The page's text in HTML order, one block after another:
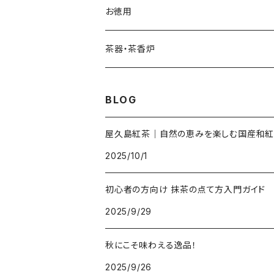
お徳用
茶器・茶香炉
BLOG
屋久島紅茶｜自然の恵みを楽しむ国産和
2025/10/1
初心者の方向け 抹茶の点て方入門ガイド
2025/9/29
秋にこそ味わえる逸品！
2025/9/26